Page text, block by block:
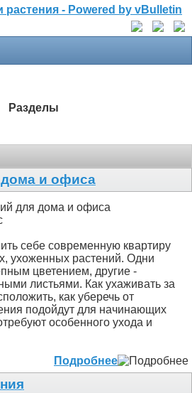
Разделы
дома и офиса
для дома и офиса
себе современную квартиру
ухоженных растений. Одни
цветением, другие -
листьями. Как ухаживать за
как уберечь от
подойдут для начинающих
особенного ухода и
Подробнее